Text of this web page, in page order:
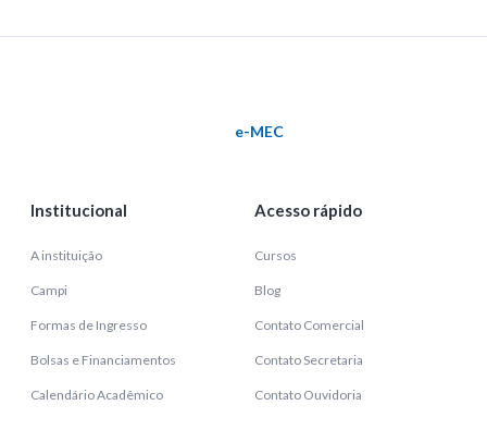
e-MEC
Institucional
A instituição
Campi
Formas de Ingresso
Bolsas e Financiamentos
Calendário Acadêmico
Acesso rápido
Cursos
Blog
Contato Comercial
Contato Secretaria
Contato Ouvidoria